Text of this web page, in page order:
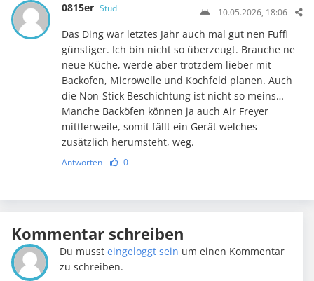
0815er Studi 10.05.2026, 18:06
Das Ding war letztes Jahr auch mal gut nen Fuffi
günstiger. Ich bin nicht so überzeugt. Brauche ne
neue Küche, werde aber trotzdem lieber mit
Backofen, Microwelle und Kochfeld planen. Auch
die Non-Stick Beschichtung ist nicht so meins…
Manche Backöfen können ja auch Air Freyer
mittlerweile, somit fällt ein Gerät welches
zusätzlich herumsteht, weg.
Antworten 0
Kommentar schreiben
Du mussteingeloggt sein um einen Kommentar
zu schreiben.